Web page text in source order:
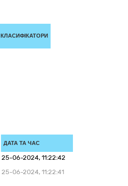
КЛАСИФІКАТОРИ
ДАТА ТА ЧАС
25-06-2024, 11:22:42
25-06-2024, 11:22:41